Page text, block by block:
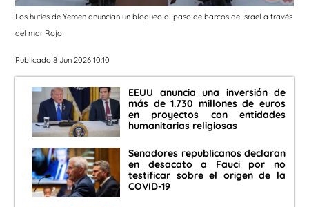
Los hutíes de Yemen anuncian un bloqueo al paso de barcos de Israel a través
del mar Rojo
Publicado 8 Jun 2026 10:10
EEUU anuncia una inversión de
más de 1.730 millones de euros
en proyectos con entidades
humanitarias religiosas
Senadores republicanos declaran
en desacato a Fauci por no
testificar sobre el origen de la
COVID-19